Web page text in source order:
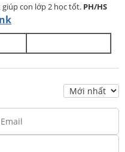
giúp con lớp 2 học tốt. PH/HS